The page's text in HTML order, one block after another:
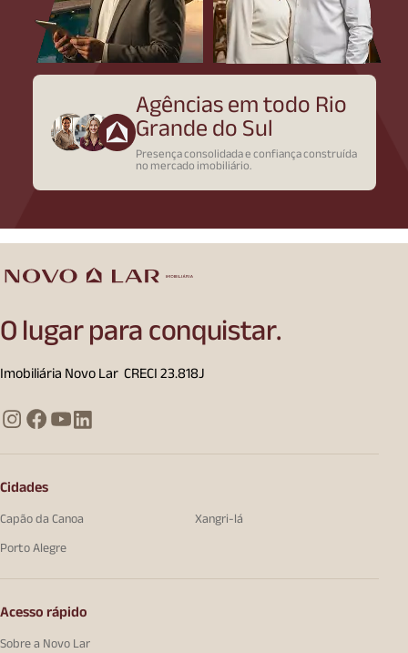
Agências em todo Rio
Grande do Sul
Presença consolidada e confiança construída
no mercado imobiliário.
O lugar para conquistar.
Imobiliária Novo Lar CRECI 23.818J
Cidades
Capão da Canoa
Porto Alegre
Xangri-lá
Acesso rápido
Sobre a Novo Lar